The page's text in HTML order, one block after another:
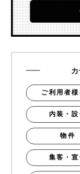
ご利用者
内装・設
物件
集客・